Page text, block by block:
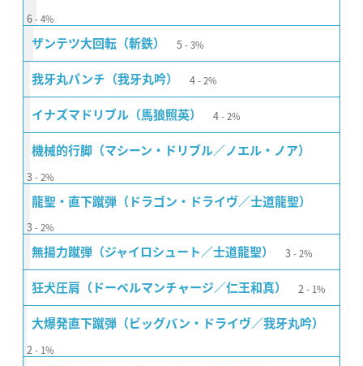
6 4%
ザンテツ大回転（斬鉄） 5 3%
我牙丸パンチ（我牙丸吟） 4 2%
イナズマドリブル（馬狼照英） 4 2%
機械的行脚（マシーン・ドリブル／ノエル・ノア）
3 2%
龍聖・直下蹴弾（ドラゴン・ドライヴ／士道龍聖）
3 2%
無揚力蹴弾（ジャイロシュート／士道龍聖） 3 2%
狂犬圧肩（ドーベルマンチャージ／仁王和真） 2 1%
大爆発直下蹴弾（ビッグバン・ドライヴ／我牙丸吟）
2 1%